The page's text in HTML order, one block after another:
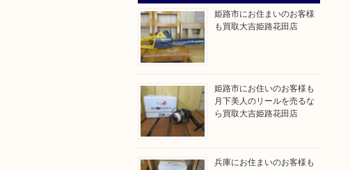
姫路市にお住まいのお客様
も買取大吉姫路花田店
姫路市にお住いのお客様も
月下美人のリールを売るな
ら買取大吉姫路花田店
兵庫にお住まいのお客様も